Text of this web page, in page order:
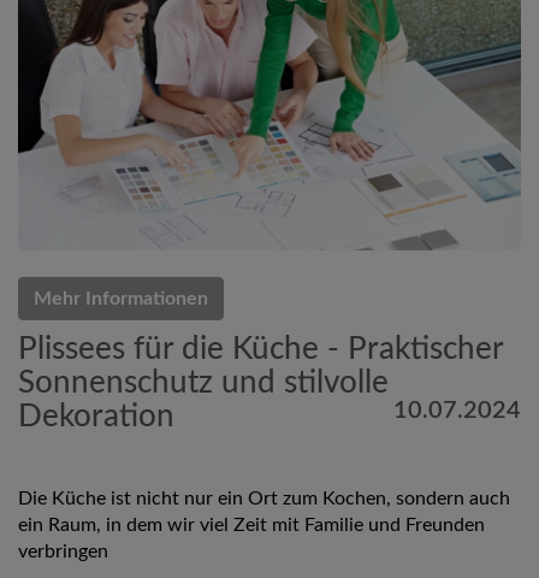
Mehr Informationen
Plissees für die Küche - Praktischer
Sonnenschutz und stilvolle
Dekoration
10.07.2024
Die Küche ist nicht nur ein Ort zum Kochen, sondern auch
ein Raum, in dem wir viel Zeit mit Familie und Freunden
verbringen